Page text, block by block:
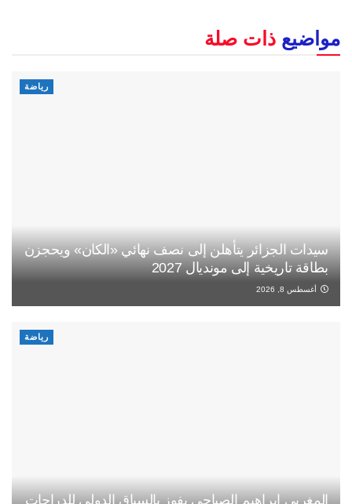
مواضيع ذات صلة
رياضة
سيدات الجزائر يتأهلن إلى نصف نهائي «الكان» ويحجزن
بطاقة تاريخية إلى مونديال 2027
أغسطس 8, 2026
رياضة
المغربي إبراهيم الصباحي يفوز بالسباق الدولي للدراجات